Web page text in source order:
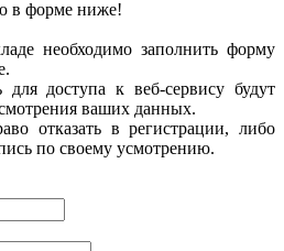
в форме ниже!
необходимо заполнить форму
доступа к веб-сервису будут
ваших данных.
отказать в регистрации, либо
по своему усмотрению.